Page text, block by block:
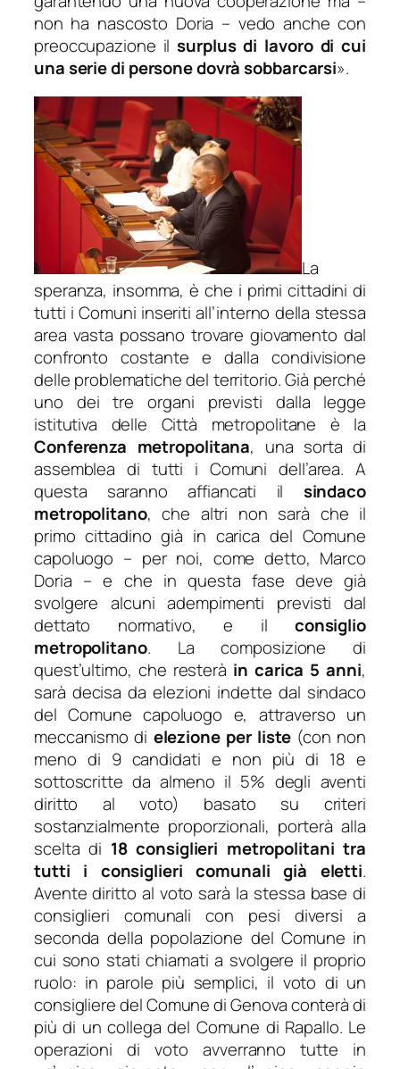
non ha nascosto Doria – vedo anche con
preoccupazione ilsurplus di lavoro di cui
una serie di persone dovrà sobbarcarsi».
La
speranza, insomma, è che i primi cittadini di
tutti i Comuni inseriti all’interno della stessa
area vasta possano trovare giovamento dal
confronto costante e dalla condivisione
delle problematiche del territorio. Già perché
uno dei tre organi previsti dalla legge
istitutiva delle Città metropolitane è la
Conferenza metropolitana, una sorta di
assemblea di tutti i Comuni dell’area. A
questa saranno affiancati il sindaco
metropolitano, che altri non sarà che il
primo cittadino già in carica del Comune
capoluogo – per noi, come detto, Marco
Doria – e che in questa fase deve già
svolgere alcuni adempimenti previsti dal
dettato normativo, e il consiglio
metropolitano. La composizione di
quest’ultimo, che resterà in carica 5 anni,
sarà decisa da elezioni indette dal sindaco
del Comune capoluogo e, attraverso un
meccanismo di elezione per liste(con non
meno di 9 candidati e non più di 18 e
sottoscritte da almeno il 5% degli aventi
diritto al voto) basato su criteri
sostanzialmente proporzionali, porterà alla
scelta di 18 consiglieri metropolitani tra
tutti i consiglieri comunali già eletti.
Avente diritto al voto sarà la stessa base di
consiglieri comunali con pesi diversi a
seconda della popolazione del Comune in
cui sono stati chiamati a svolgere il proprio
ruolo: in parole più semplici, il voto di un
consigliere del Comune di Genova conterà di
più di un collega del Comune di Rapallo. Le
operazioni di voto avverranno tutte in